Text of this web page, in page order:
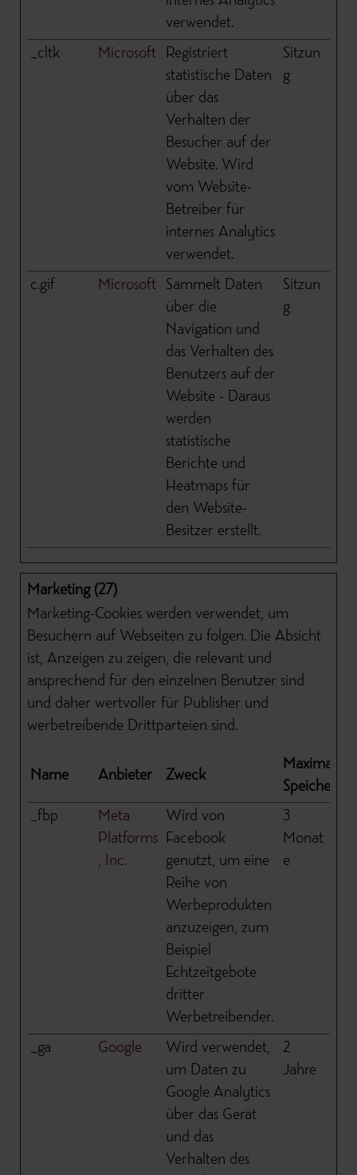
verwendet.
_cltk Microsoft
Registriert
statistische Daten
über das
Verhalten der
Besucher auf der
Website. Wird
vom Website-
Betreiber für
internes Analytics
verwendet.
Sitzun
g
c.gif Microsoft
Sammelt Daten
über die
Navigation und
das Verhalten des
Benutzers auf der
Website - Daraus
werden
statistische
Berichte und
Heatmaps für
den Website-
Besitzer erstellt.
Sitzun
g
Marketing (27)
Marketing-Cookies werden verwendet, um
Besuchern auf Webseiten zu folgen. Die Absicht
ist, Anzeigen zu zeigen, die relevant und
ansprechend für den einzelnen Benutzer sind
und daher wertvoller für Publisher und
werbetreibende Drittparteien sind.
Name Anbieter Zweck
Maximale
_fbp
Meta
Platforms
, Inc.
Wird von
Facebook
genutzt, um eine
Reihe von
Werbeprodukten
anzuzeigen, zum
Beispiel
Echtzeitgebote
dritter
Werbetreibender.
3
Monat
e
_ga Google
Wird verwendet,
um Daten zu
Google Analytics
über das Gerät
und das
Verhalten des
2
Jahre